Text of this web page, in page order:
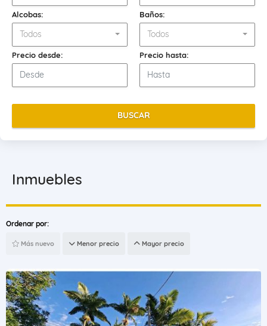
Alcobas:
Todos
Baños:
Todos
Precio desde: Precio hasta:
BUSCAR
Inmuebles
Ordenar por:
Más nuevo Menor precio Mayor precio